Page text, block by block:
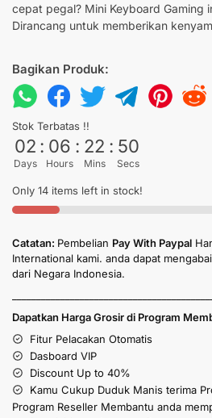
cepat pegal? Mini Keyboard Gaming
Dirancang untuk memberikan
Bagikan Produk:
Stok Terbatas !!
02
Days
: 06
Hours
: 22
Mins
: 49
Secs
Only 14 items left in stock!
Catatan: Pembelian Pay With Paypal
International kami. anda dapat
dari Negara Indonesia.
Dapatkan Harga Grosir di Program
Fitur Pelacakan Otomatis
Dasboard VIP
Discount Up to 40%
Kamu Cukup Duduk Manis terima
Program Reseller Membantu anda